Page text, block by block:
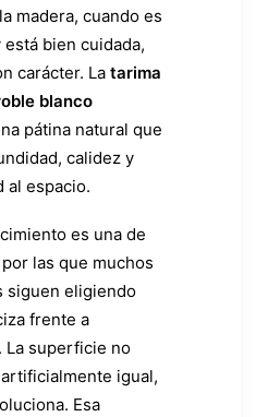
madera, cuando es
bien cuidada,
carácter. La tarima
blanco
pátina natural que
calidez y
al espacio.
es una de
las que muchos
siguen eligiendo
frente a
La superficie no
igual,
Esa